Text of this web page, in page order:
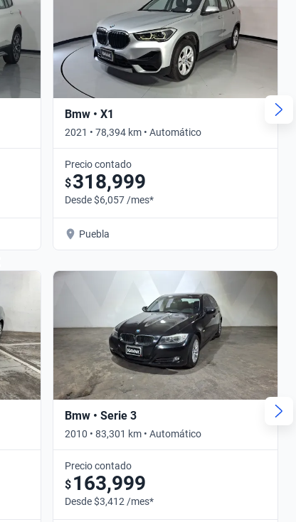
Bmw • X1
2021 • 78,394 km • Automático
Precio contado
$318,999
Desde $6,057 /mes*
Puebla
Bmw • Serie 3
2010 • 83,301 km • Automático
Precio contado
$ 163,999
Desde $3,412 /mes*